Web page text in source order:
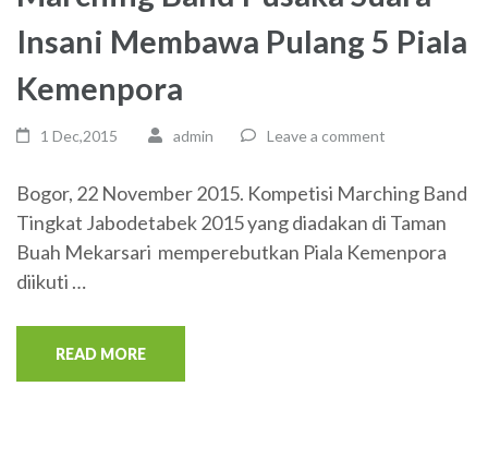
Insani Membawa Pulang 5 Piala
Kemenpora
1 Dec,2015 admin Leave a comment
Bogor, 22 November 2015. Kompetisi Marching Band
Tingkat Jabodetabek 2015 yang diadakan di Taman
Buah Mekarsari memperebutkan Piala Kemenpora
diikuti …
READ MORE